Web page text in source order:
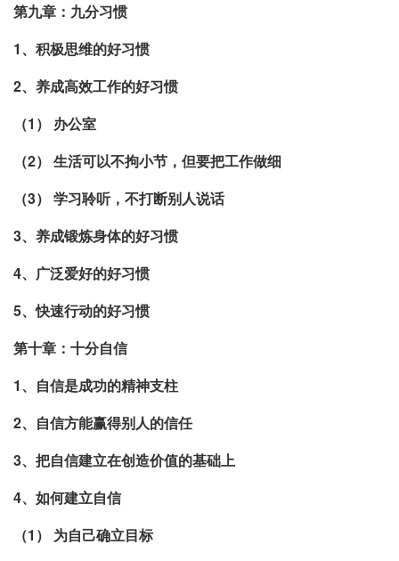
第九章：九分习惯
1、积极思维的好习惯
2、养成高效工作的好习惯
（1） 办公室
（2） 生活可以不拘小节，但要把工作做细
（3） 学习聆听，不打断别人说话
3、养成锻炼身体的好习惯
4、广泛爱好的好习惯
5、快速行动的好习惯
第十章：十分自信
1、自信是成功的精神支柱
2、自信方能赢得别人的信任
3、把自信建立在创造价值的基础上
4、如何建立自信
（1） 为自己确立目标